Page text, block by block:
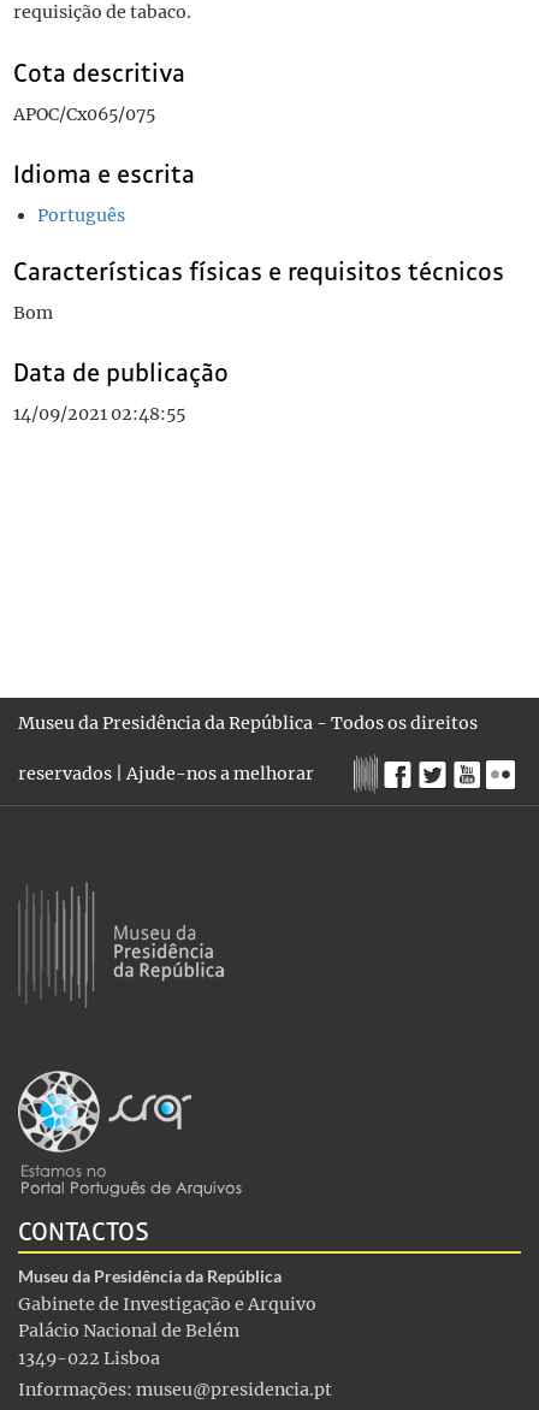
requisição de tabaco.
Cota descritiva
APOC/Cx065/075
Idioma e escrita
Português
Características físicas e requisitos técnicos
Bom
Data de publicação
14/09/2021 02:48:55
Museu da Presidência da República - Todos os direitos
reservados |Ajude-nos a melhorar
CONTACTOS
Museu da Presidência da República
Gabinete de Investigação e Arquivo
Palácio Nacional de Belém
1349-022 Lisboa
Informações: museu@presidencia.pt